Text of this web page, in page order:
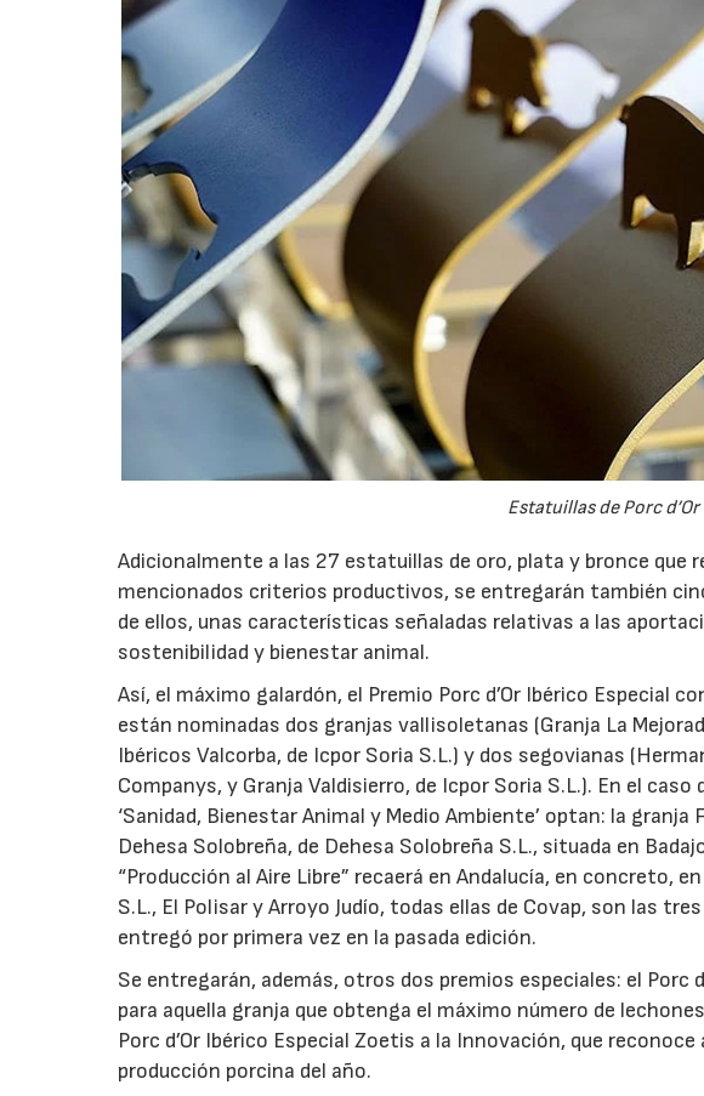
Estatuillas de Porc
Adicionalmente a las 27 estatuillas de oro, plata y bronce que
mencionados criterios productivos, se entregarán también
de ellos, unas características señaladas relativas a las
sostenibilidad y bienestar animal.
Así, el máximo galardón, el Premio Porc d’Or Ibérico Especial
están nominadas dos granjas vallisoletanas (Granja La
Ibéricos Valcorba, de Icpor Soria S.L.) y dos segovianas
Companys, y Granja Valdisierro, de Icpor Soria S.L.). En el caso
‘Sanidad, Bienestar Animal y Medio Ambiente’ optan: la
Dehesa Solobreña, de Dehesa Solobreña S.L., situada en
“Producción al Aire Libre” recaerá en Andalucía, en concreto,
S.L., El Polisar y Arroyo Judío, todas ellas de Covap, son las
entregó por primera vez en la pasada edición.
Se entregarán, además, otros dos premios especiales: el Porc
para aquella granja que obtenga el máximo número de
Porc d’Or Ibérico Especial Zoetis a la Innovación, que
producción porcina del año.